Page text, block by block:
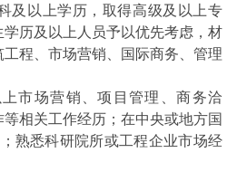
及以上学历，取得高级及以上专
历及以上人员予以优先考虑，材
程、市场营销、国际商务、管理
市场营销、项目管理、商务洽
相关工作经历；在中央或地方国
熟悉科研院所或工程企业市场经